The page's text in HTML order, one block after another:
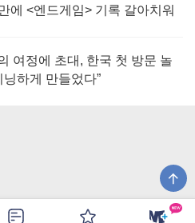
에 <엔드게임> 기록 갈아치워
여정에 초대, 한국 첫 방문 놀
닝하게 만들었다”